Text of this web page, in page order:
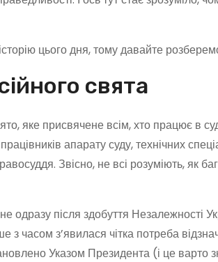
цього дня, тому давайте
свята
яке присвячене всім, хто працює в
апарату суду, технічних
Звісно, не всі розуміють, як
одразу після здобуття Незалежності
з часом з’явилася чітка потреба
Указом Президента (і це варто